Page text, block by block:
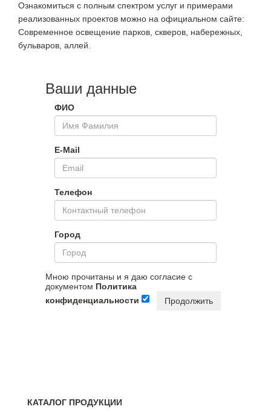
Ознакомиться с полным спектром услуг и примерами
реализованных проектов можно на официальном сайте:
Современное освещение парков, скверов, набережных,
бульваров, аллей.
Ваши данные
ФИО
E-Mail
Телефон
Город
Мною прочитаны и я даю согласие с
документом Политика
конфиденциальности
Продолжить
КАТАЛОГ ПРОДУКЦИИ